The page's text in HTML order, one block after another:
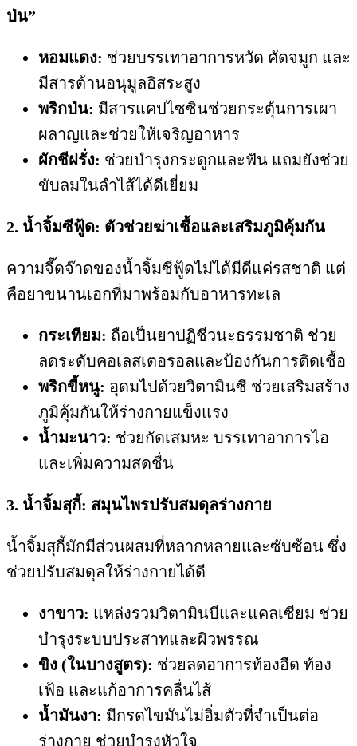
ป่น”
หอมแดง: ช่วยบรรเทาอาการหวัด คัดจมูก และ
มีสารต้านอนุมูลอิสระสูง
พริกป่น: มีสารแคปไซซินช่วยกระตุ้นการเผา
ผลาญและช่วยให้เจริญอาหาร
ผักชีฝรั่ง: ช่วยบำรุงกระดูกและฟัน แถมยังช่วย
ขับลมในลำไส้ได้ดีเยี่ยม
2. น้ำจิ้มซีฟู้ด: ตัวช่วยฆ่าเชื้อและเสริมภูมิคุ้มกัน
ความจี๊ดจ๊าดของน้ำจิ้มซีฟู้ดไม่ได้มีดีแค่รสชาติ แต่
คือยาขนานเอกที่มาพร้อมกับอาหารทะเล
กระเทียม: ถือเป็นยาปฏิชีวนะธรรมชาติ ช่วย
ลดระดับคอเลสเตอรอลและป้องกันการติดเชื้อ
พริกขี้หนู: อุดมไปด้วยวิตามินซี ช่วยเสริมสร้าง
ภูมิคุ้มกันให้ร่างกายแข็งแรง
น้ำมะนาว: ช่วยกัดเสมหะ บรรเทาอาการไอ
และเพิ่มความสดชื่น
3. น้ำจิ้มสุกี้: สมุนไพรปรับสมดุลร่างกาย
น้ำจิ้มสุกี้มักมีส่วนผสมที่หลากหลายและซับซ้อน ซึ่ง
ช่วยปรับสมดุลให้ร่างกายได้ดี
งาขาว: แหล่งรวมวิตามินบีและแคลเซียม ช่วย
บำรุงระบบประสาทและผิวพรรณ
ขิง (ในบางสูตร): ช่วยลดอาการท้องอืด ท้อง
เฟ้อ และแก้อาการคลื่นไส้
น้ำมันงา: มีกรดไขมันไม่อิ่มตัวที่จำเป็นต่อ
ร่างกาย ช่วยบำรุงหัวใจ